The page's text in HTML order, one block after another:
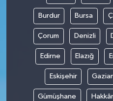
Burdur Bursa
Çorum Denizli
Edirne Elazığ
Eskişehir
Gümüşhane